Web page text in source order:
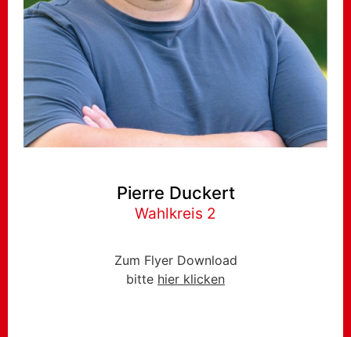
Pierre Duckert
Wahlkreis 2
Zum Flyer Download
bitte hier klicken